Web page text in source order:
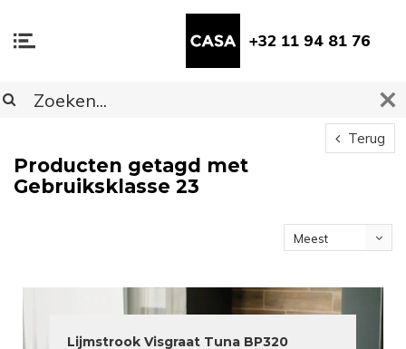
+32 11 94 81 76
Terug
Producten getagd met
Gebruiksklasse 23
Meest
Lijmstrook Visgraat Tuna BP320